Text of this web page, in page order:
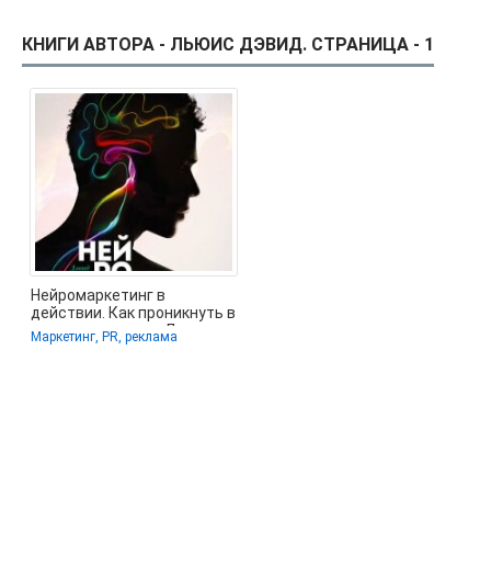
ЗАКЛАДКИ
КНИГИ АВТОРА - ЛЬЮИС ДЭВИД. СТРАНИЦА - 1
Нейромаркетинг в
действии. Как проникнуть в
мозг покупателя - Льюис
Дэвид
Маркетинг, PR, реклама